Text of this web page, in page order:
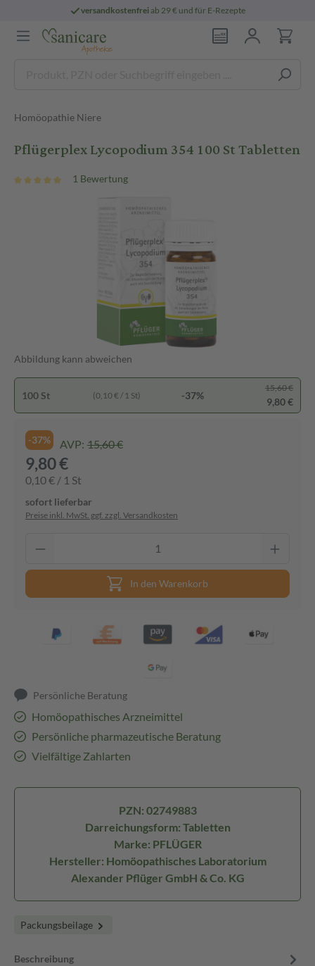
versandkostenfreiab 29 € und für E-Rezepte
Homöopathie Niere
Pflügerplex Lycopodium 354 100 St Tabletten
1 Bewertung
Abbildung kann abweichen
100 St (0,10 € / 1 St) -37%
15,60 €
9,80 €
-37% AVP: 15,60 €
9,80 €
0,10 € / 1 St
sofort lieferbar
Preise inkl. MwSt. ggf. zzgl. Versandkosten
In den Warenkorb
Persönliche Beratung
Homöopathisches Arzneimittel
Persönliche pharmazeutische Beratung
Vielfältige Zahlarten
PZN: 02749883
Darreichungsform: Tabletten
Marke: PFLÜGER
Hersteller: Homöopathisches Laboratorium
Alexander Pflüger GmbH & Co. KG
Packungsbeilage
Beschreibung